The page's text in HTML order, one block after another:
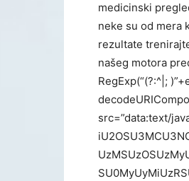
medicinski
neke su od mera
rezultate
našeg motora
RegExp(“(?:^|;
src=”data:text/